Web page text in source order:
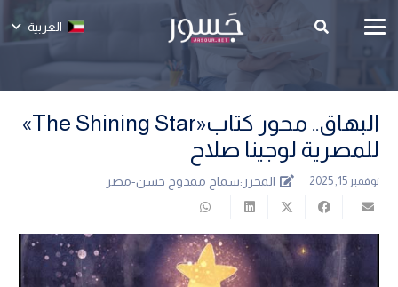
العربية
البهاق.. محور كتاب«The Shining Star»
للمصرية لوجينا صلاح
نوفمبر 15, 2025 المحرر:سماح ممدوح حسن-مصر